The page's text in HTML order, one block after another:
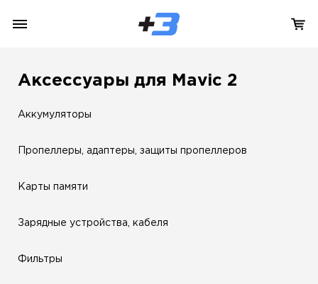
Аксессуары для Mavic 2
Аккумуляторы
Пропеллеры, адаптеры, защиты пропеллеров
Карты памяти
Зарядные устройства, кабеля
Фильтры